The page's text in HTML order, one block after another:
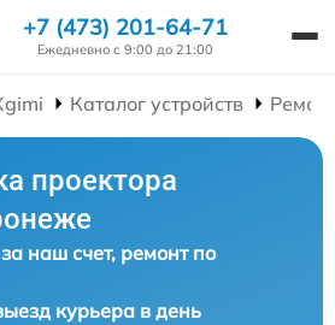
+7 (473) 201-64-71
Ежедневно с 9:00 до 21:00
Каталог устройств
проектора
наш счет, ремонт по
курьера в день